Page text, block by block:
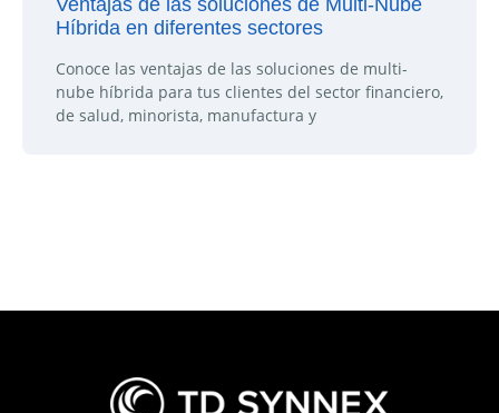
Ventajas de las soluciones de Multi-Nube
Híbrida en diferentes sectores
Conoce las ventajas de las soluciones de multi-
nube híbrida para tus clientes del sector financiero,
de salud, minorista, manufactura y